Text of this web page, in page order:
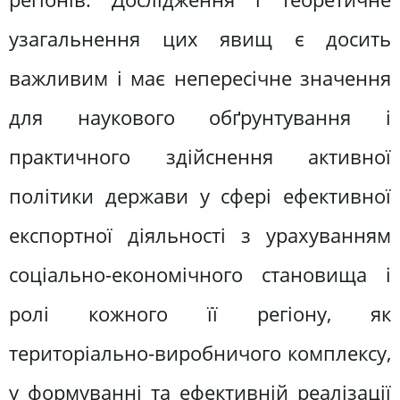
узагальнення цих явищ є досить
важливим і має непересічне значення
для наукового обґрунтування і
практичного здійснення активної
політики держави у сфері ефективної
експортної діяльності з урахуванням
соціально-економічного становища і
ролі кожного її регіону, як
територіально-виробничого комплексу,
у формуванні та ефективній реалізації